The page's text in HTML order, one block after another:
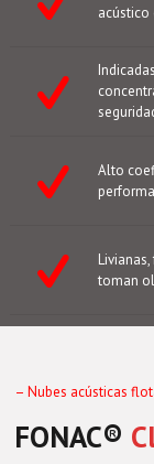
acústico
Alto
toman
– Nubes acústicas
FONAC®️